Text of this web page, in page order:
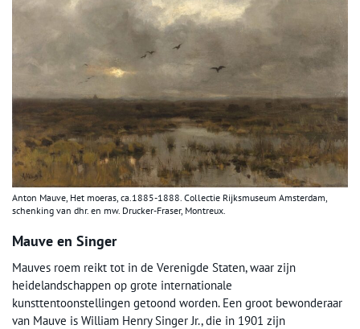
Anton Mauve, Het moeras, ca.1885-1888. Collectie Rijksmuseum Amsterdam,
schenking van dhr. en mw. Drucker-Fraser, Montreux.
Mauve en Singer
Mauves roem reikt tot in de Verenigde Staten, waar zijn
heidelandschappen op grote internationale
kunsttentoonstellingen getoond worden. Een groot bewonderaar
van Mauve is William Henry Singer Jr., die in 1901 zijn